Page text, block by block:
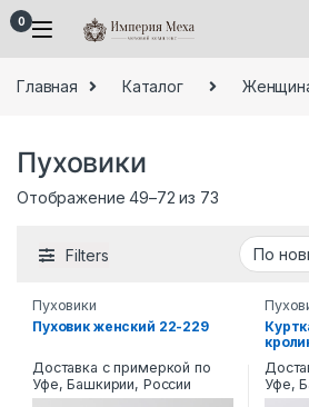
Skip to navigation
Skip to content
0
Главная Каталог
Пуховики
Отображение 49–72 из 73
Filters
Пуховики
Пуховик женский 22-229
Доставка с примеркой по
Уфе, Башкирии, России
Уфе,